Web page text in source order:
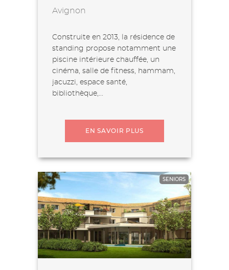
Avignon
Construite en 2013, la résidence de
standing propose notamment une
piscine intérieure chauffée, un
cinéma, salle de fitness, hammam,
jacuzzi, espace santé,
bibliothèque,...
EN SAVOIR PLUS
SENIORS